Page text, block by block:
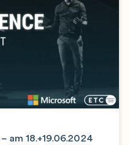
am 18.+19.06.2024